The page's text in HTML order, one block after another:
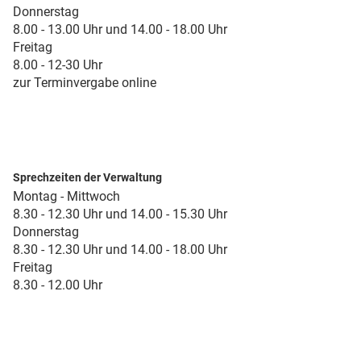
Donnerstag
8.00 - 13.00 Uhr und 14.00 - 18.00 Uhr
Freitag
8.00 - 12-30 Uhr
zur Terminvergabe online
Sprechzeiten der Verwaltung
Montag - Mittwoch
8.30 - 12.30 Uhr und 14.00 - 15.30 Uhr
Donnerstag
8.30 - 12.30 Uhr und 14.00 - 18.00 Uhr
Freitag
8.30 - 12.00 Uhr